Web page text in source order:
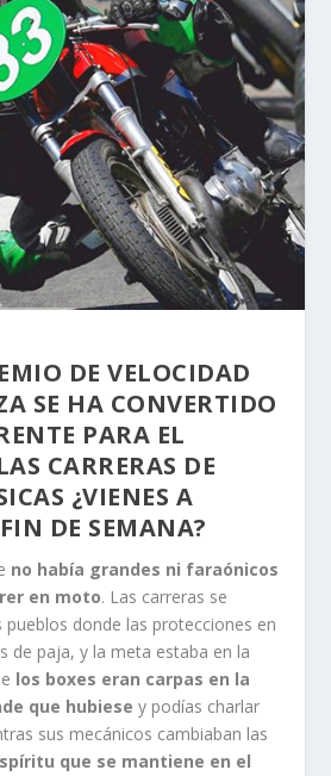
DE VELOCIDAD
SE HA CONVERTIDO
PARA EL
CARRERAS DE
¿VIENES A
DE SEMANA?
no había grandes ni faraónicos
en moto. Las carreras se
pueblos donde las protecciones en
de paja, y la meta estaba en la
los boxes eran carpas en la
que hubiese y podías charlar
sus mecánicos cambiaban las
que se mantiene en el